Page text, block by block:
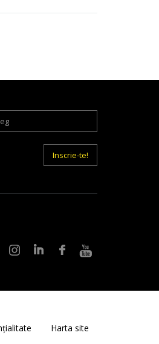
Inscrie-te!
Harta site